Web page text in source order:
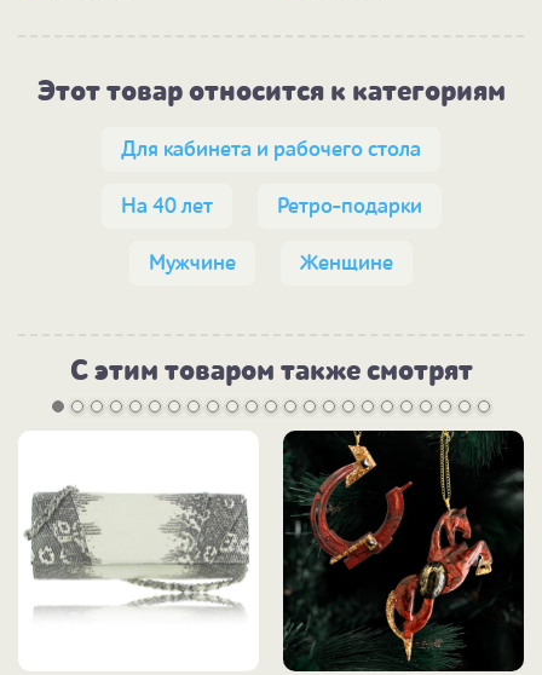
Этот товар относится к категориям
Для кабинета и рабочего стола
На 40 лет Ретро-подарки
Мужчине Женщине
С этим товаром также смотрят